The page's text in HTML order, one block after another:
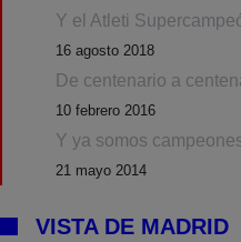
Y el Atleti
16 agosto 2018
De centenario a
10 febrero 2016
Y ya somos
21 mayo 2014
VISTA DE MADRID